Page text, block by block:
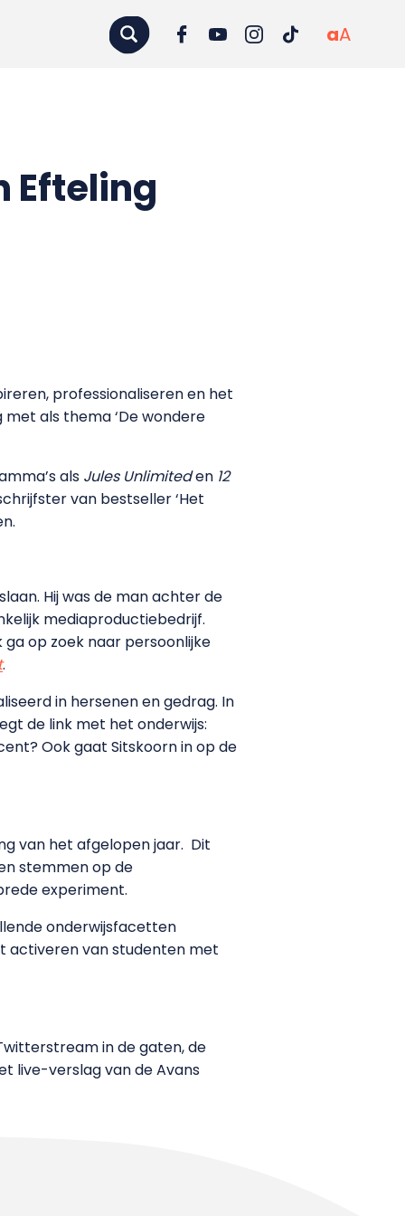
aA
Efteling
professionaliseren en het
als thema ‘De wondere
als Jules Unlimiteden 12
van bestseller ‘Het
Hij was de man achter de
mediaproductiebedrijf.
ga op zoek naar persoonlijke
.
in hersenen en gedrag. In
de link met het onderwijs:
Ook gaat Sitskoorn in op de
van het afgelopen jaar. Dit
stemmen op de
experiment.
onderwijsfacetten
activeren van studenten met
in de gaten, de
live-verslag van de Avans